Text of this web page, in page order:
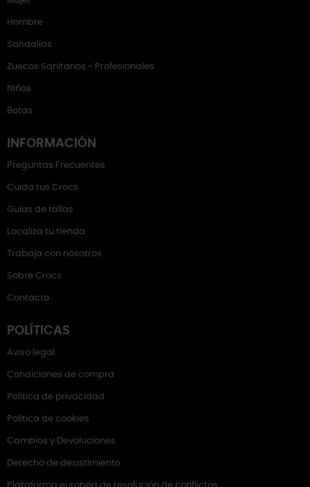
Hombre
Sandalias
Zuecos Sanitarios - Profesionales
Niños
Botas
INFORMACIÓN
Preguntas Frecuentes
Cuida tus Crocs
Guías de tallas
Localiza tu tienda
Trabaja con nosotros
Sobre Crocs
Contacto
POLÍTICAS
Aviso legal
Condiciones de compra
Política de privacidad
Política de cookies
Cambios y Devoluciones
Derecho de desistimiento